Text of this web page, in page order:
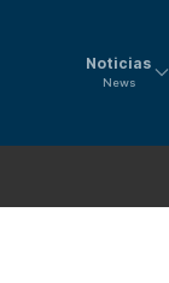
Noticias
News